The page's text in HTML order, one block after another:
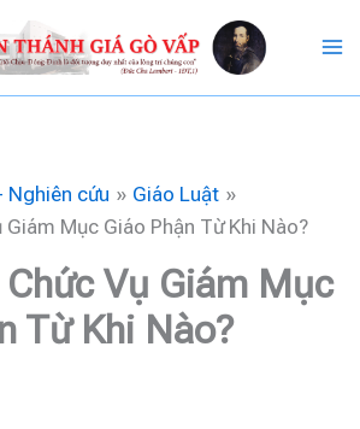
Nghiên cứu
Giáo Luật
Giám Mục Giáo Phận Từ Khi Nào?
Vụ Giám Mục
Từ Khi Nào?